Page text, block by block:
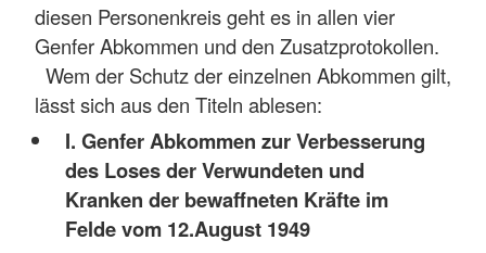
diesen Personenkreis geht es in allen vier
Genfer Abkommen und den Zusatzprotokollen.
Wem der Schutz der einzelnen Abkommen gilt,
lässt sich aus den Titeln ablesen:
I. Genfer Abkommen zur Verbesserung
des Loses der Verwundeten und
Kranken der bewaffneten Kräfte im
Felde vom 12.August 1949